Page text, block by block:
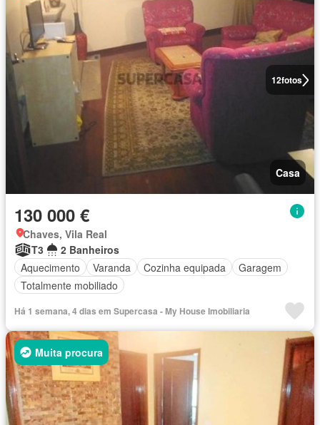
12fotos
Casa
130 000 €
Chaves, Vila Real
T3
2 Banheiros
Aquecimento
Varanda Cozinha equipada
Garagem
Totalmente mobiliado
Há 1 semana, 4 dias em Supercasa - My House Imobiliaria
Muita procura